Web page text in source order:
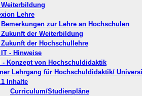
Weiterbildung
Lehre
Bemerkungen zur Lehre an Hochschulen
Zukunft der Weiterbildung
Zukunft der Hochschullehre
IT - Hinweise
- Konzept von Hochschuldidaktik
Lehrgang für Hochschuldidaktik/
Inhalte
Curriculum/Studienpläne